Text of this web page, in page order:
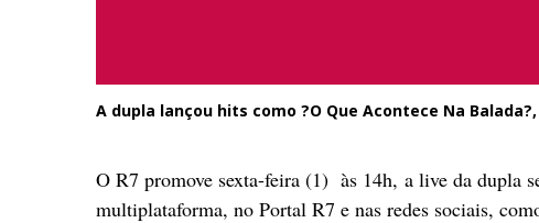
A dupla lançou hits como ?O Que Acontece Na
O R7 promove sexta-feira (1) às 14h, a live da dupla
multiplataforma, no Portal R7 e nas redes sociais,